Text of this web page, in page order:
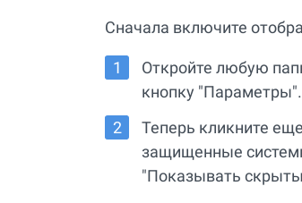
Сначала включите
Откройте любую
кнопку "Параметры".
Теперь кликните
защищенные
"Показывать